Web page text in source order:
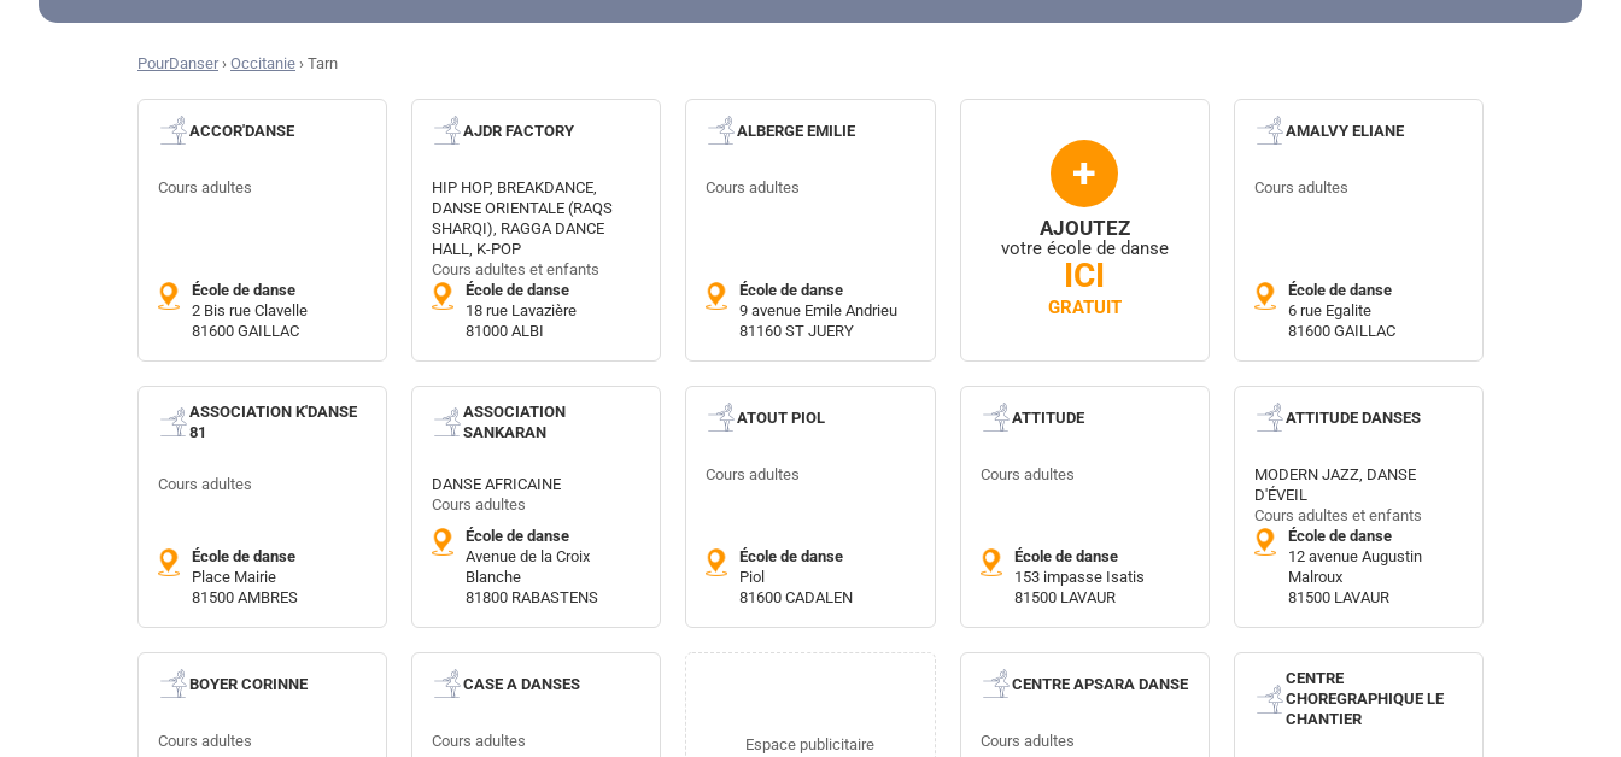
PourDanser› Occitanie › Tarn
ACCOR'DANSE
Cours adultes
École de danse
2 Bis rue Clavelle
81600 GAILLAC
AJDR FACTORY
HIP HOP, BREAKDANCE,
DANSE ORIENTALE (RAQS
SHARQI), RAGGA DANCE
HALL, K-POP
Cours adultes et enfants
École de danse
18 rue Lavazière
81000 ALBI
ALBERGE EMILIE
Cours adultes
École de danse
9 avenue Emile Andrieu
81160 ST JUERY
+
AJOUTEZ
votre école de danse
ICI
GRATUIT
AMALVY ELIANE
Cours adultes
École de danse
6 rue Egalite
81600 GAILLAC
ASSOCIATION K'DANSE
81
Cours adultes
École de danse
Place Mairie
81500 AMBRES
ASSOCIATION
SANKARAN
DANSE AFRICAINE
Cours adultes
École de danse
Avenue de la Croix
Blanche
81800 RABASTENS
ATOUT PIOL
Cours adultes
École de danse
Piol
81600 CADALEN
ATTITUDE
Cours adultes
École de danse
153 impasse Isatis
81500 LAVAUR
ATTITUDE DANSES
MODERN JAZZ, DANSE
D'ÉVEIL
Cours adultes et enfants
École de danse
12 avenue Augustin
Malroux
81500 LAVAUR
BOYER CORINNE
Cours adultes
CASE A DANSES
Cours adultes Espace publicitaire
CENTRE APSARA DANSE
Cours adultes
CENTRE
CHOREGRAPHIQUE LE
CHANTIER